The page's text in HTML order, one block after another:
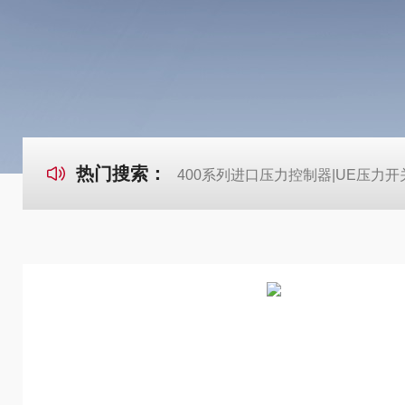
热门搜索： 400系列进口压力控制器|UE压力开